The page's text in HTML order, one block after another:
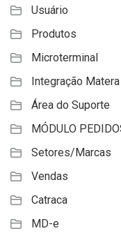
Usuário
Produtos
Microterminal
Integração
Área do Suporte
MÓDULO
Setores/Marcas
Vendas
Catraca
MD-e